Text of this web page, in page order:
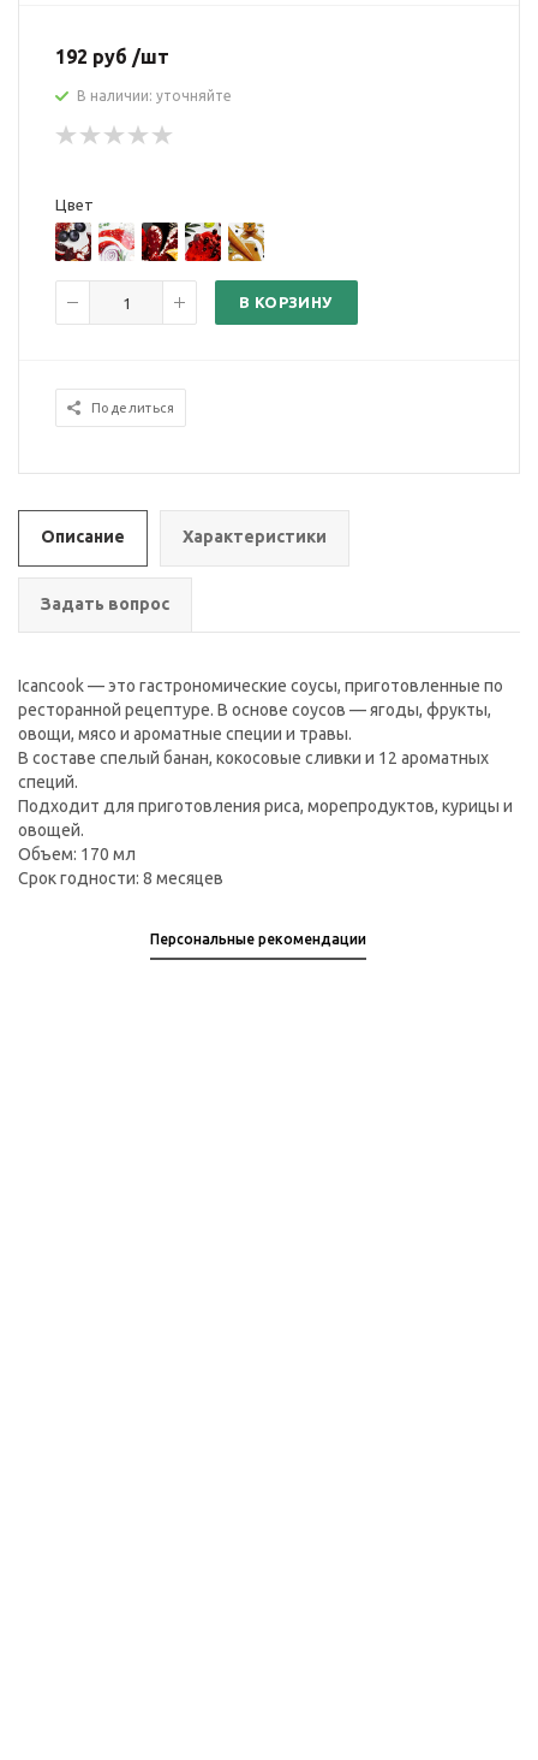
192 руб /шт
В наличии: уточняйте
Цвет
В КОРЗИНУ
Поделиться
Описание Характеристики
Задать вопрос
Icancook — это гастрономические соусы, приготовленные по
ресторанной рецептуре. В основе соусов — ягоды, фрукты,
овощи, мясо и ароматные специи и травы.
В составе спелый банан, кокосовые сливки и 12 ароматных
специй.
Подходит для приготовления риса, морепродуктов, курицы и
овощей.
Объем: 170 мл
Срок годности: 8 месяцев
Персональные рекомендации